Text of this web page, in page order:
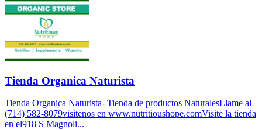
Tienda Organica Naturista
Tienda Organica Naturista- Tienda de productos NaturalesLlame al
(714) 582-8079visitenos en www.nutritioushope.comVisite la tienda
en el918 S Magnoli...